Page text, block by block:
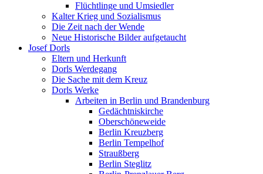
Flüchtlinge und Umsiedler
Kalter Krieg und Sozialismus
Die Zeit nach der Wende
Neue Historische Bilder aufgetaucht
Josef Dorls
Eltern und Herkunft
Dorls Werdegang
Die Sache mit dem Kreuz
Dorls Werke
Arbeiten in Berlin und Brandenburg
Gedächtniskirche
Oberschöneweide
Berlin Kreuzberg
Berlin Tempelhof
Straußberg
Berlin Steglitz